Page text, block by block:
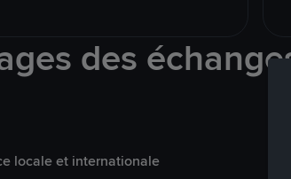
des
locale et internationale